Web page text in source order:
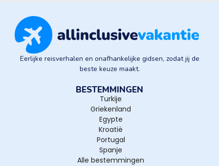
Eerlijke reisverhalen en onafhankelijke gidsen, zodat jij de
beste keuze maakt.
BESTEMMINGEN
Turkije
Griekenland
Egypte
Kroatië
Portugal
Spanje
Alle bestemmingen